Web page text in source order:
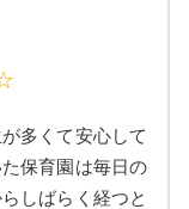
多くて安心して
保育園は毎日の
しばらく経つと